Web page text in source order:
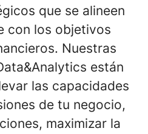
que se alineen
con los objetivos
Nuestras
están
las capacidades
de tu negocio,
maximizar la